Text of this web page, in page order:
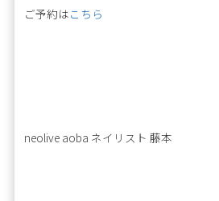
ご予約はこちら
neolive aoba ネイリスト 藤本